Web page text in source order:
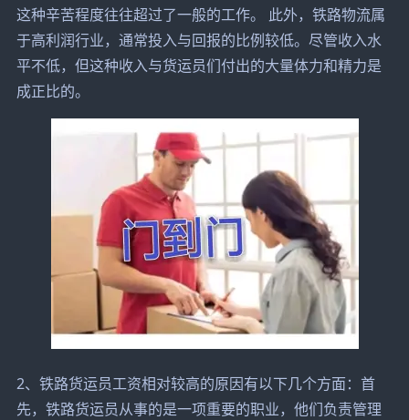
这种辛苦程度往往超过了一般的工作。 此外，铁路物流属
于高利润行业，通常投入与回报的比例较低。尽管收入水
平不低，但这种收入与货运员们付出的大量体力和精力是
成正比的。
2、铁路货运员工资相对较高的原因有以下几个方面：首
先，铁路货运员从事的是一项重要的职业，他们负责管理